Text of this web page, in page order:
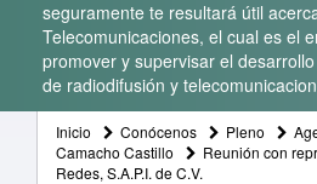
seguramente te resultará útil
Telecomunicaciones, el cual es el
promover y supervisar el
de radiodifusión y
Inicio Conócenos Pleno
Camacho Castillo
Reunión con
Redes, S.A.P.I. de C.V.